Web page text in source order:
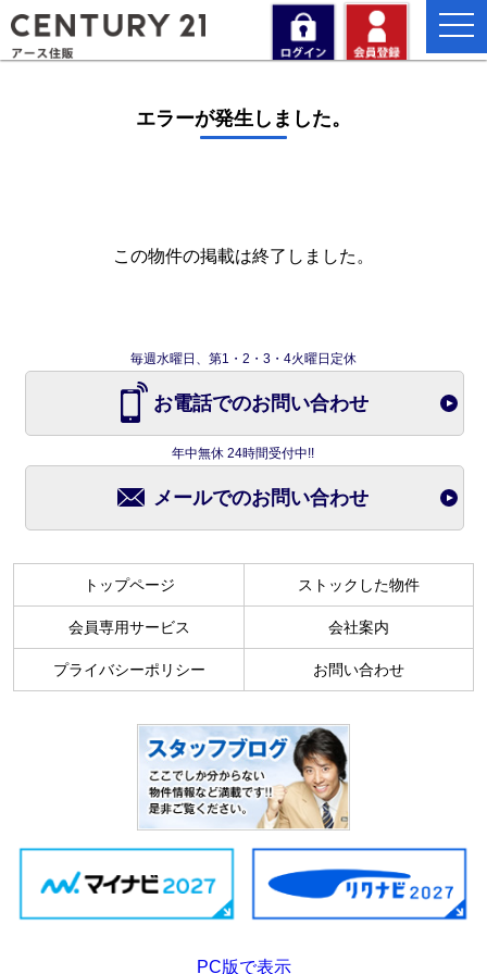
エラーが発生しました。
この物件の掲載は終了しました。
毎週水曜日、第1・2・3・4火曜日定休
お電話でのお問い合わせ
年中無休 24時間受付中!!
メールでのお問い合わせ
トップページ ストックした物件
会員専用サービス 会社案内
プライバシーポリシー お問い合わせ
PC版で表示